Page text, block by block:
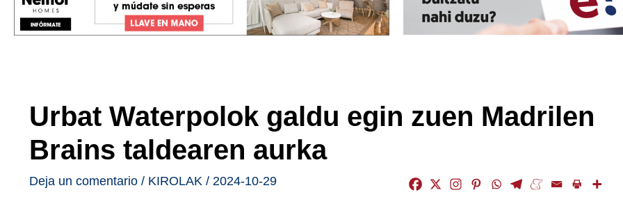
Urbat Waterpolok galdu egin zuen Madrilen
Brains taldearen aurka
Deja un comentario / KIROLAK / 2024-10-29